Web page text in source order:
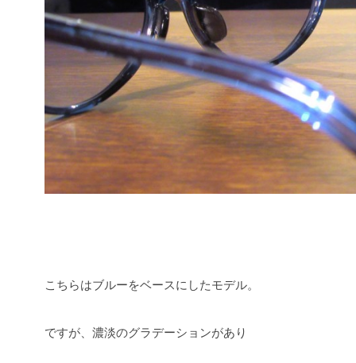
こちらはブルーをベースにしたモデル。
ですが、濃淡のグラデーションがあり